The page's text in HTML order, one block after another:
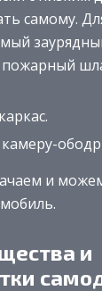
самому.
и
и